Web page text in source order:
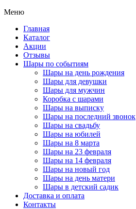
Меню
Главная
Каталог
Акции
Отзывы
Шары по событиям
Шары на день рождения
Шары для девушки
Шары для мужчин
Коробка с шарами
Шары на выписку
Шары на последний звонок
Шары на свадьбу
Шары на юбилей
Шары на 8 марта
Шары на 23 февраля
Шары на 14 февраля
Шары на новый год
Шары на день матери
Шары в детский садик
Доставка и оплата
Контакты